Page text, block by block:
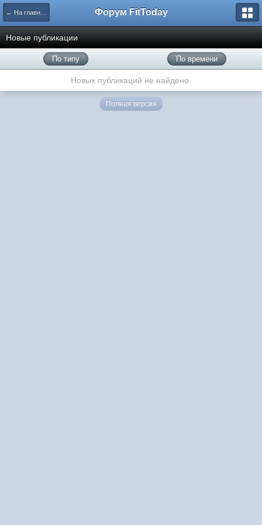
← На главную Форум FitToday
Новые публикации
По типу По времени
Новых публикаций не найдено.
Полная версия